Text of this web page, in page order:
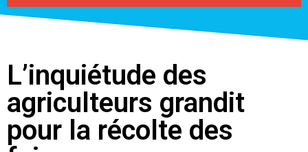
L’inquiétude des
agriculteurs grandit
pour la récolte des